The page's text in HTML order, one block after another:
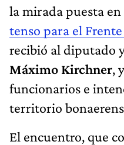
la mirada puesta en
tenso para el
recibió al diputado
Máximo Kirchner,
funcionarios e
territorio
El encuentro, que